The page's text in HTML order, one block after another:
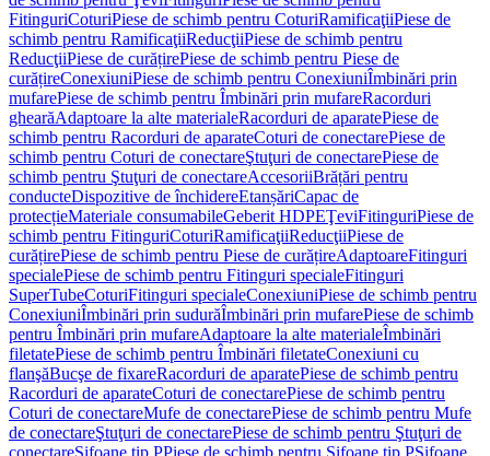
FitinguriCoturiPiese de schimb pentru CoturiRamificaţiiPiese de
schimb pentru RamificaţiiReducţiiPiese de schimb pentru
ReducţiiPiese de curățirePiese de schimb pentru Piese de
curățireConexiuniPiese de schimb pentru ConexiuniÎmbinări prin
mufarePiese de schimb pentru Îmbinări prin mufareRacorduri
ghearăAdaptoare la alte materialeRacorduri de aparatePiese de
schimb pentru Racorduri de aparateCoturi de conectarePiese de
schimb pentru Coturi de conectareŞtuţuri de conectarePiese de
schimb pentru Ştuţuri de conectareAccesoriiBrățări pentru
conducteDispozitive de închidereEtanșăriCapac de
protecțieMateriale consumabileGeberit HDPEŢeviFitinguriPiese de
schimb pentru FitinguriCoturiRamificaţiiReducţiiPiese de
curățirePiese de schimb pentru Piese de curățireAdaptoareFitinguri
specialePiese de schimb pentru Fitinguri specialeFitinguri
SuperTubeCoturiFitinguri specialeConexiuniPiese de schimb pentru
ConexiuniÎmbinări prin sudurăÎmbinări prin mufarePiese de schimb
pentru Îmbinări prin mufareAdaptoare la alte materialeÎmbinări
filetatePiese de schimb pentru Îmbinări filetateConexiuni cu
flanşăBucşe de fixareRacorduri de aparatePiese de schimb pentru
Racorduri de aparateCoturi de conectarePiese de schimb pentru
Coturi de conectareMufe de conectarePiese de schimb pentru Mufe
de conectareŞtuţuri de conectarePiese de schimb pentru Ştuţuri de
conectareSifoane tip PPiese de schimb pentru Sifoane tip PSifoane